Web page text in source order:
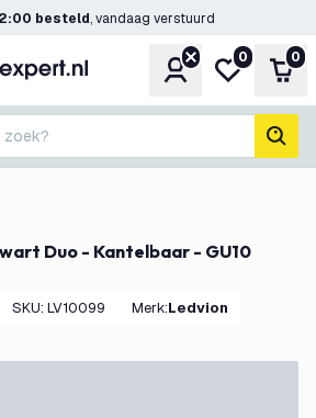
besteld, vandaag verstuurd
Account
Mijn
0 0
SKU: LV10099 Merk: Ledvion